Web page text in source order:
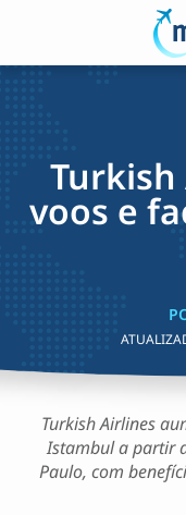
voos e
Turkish Airlines
Istambul a partir
Paulo, com